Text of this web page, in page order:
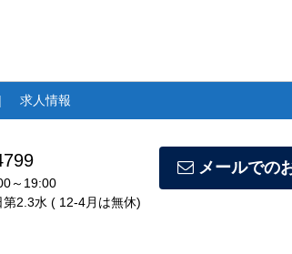
求人情報
～19:00
第2.3水 ( 12-4月は無休)
メールでの